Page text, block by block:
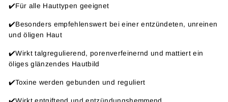
✔️Für alle Hauttypen geeignet
✔️Besonders empfehlenswert bei einer entzündeten, unreinen
und öligen Haut
✔️Wirkt talgregulierend, porenverfeinernd und mattiert ein
öliges glänzendes Hautbild
✔️Toxine werden gebunden und reguliert